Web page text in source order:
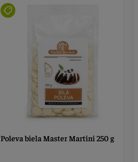
Poleva biela Master Martini 250 g